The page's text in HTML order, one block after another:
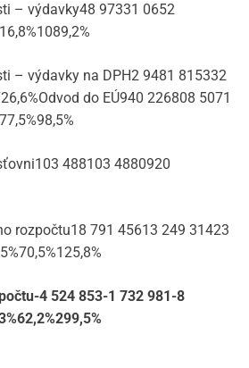
– výdavky48 97331 0652
– výdavky na DPH2 9481 815332
do EÚ940 226808 5071
488103 4880920
rozpočtu18 791 45613 249 31423
-4 524 853-1 732 981 -8
62,2%299,5%